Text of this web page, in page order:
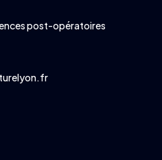
post-opératoires